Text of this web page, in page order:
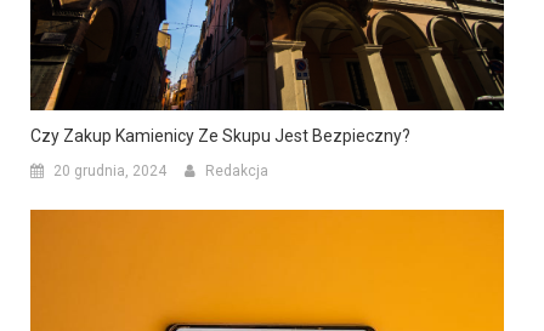
Czy Zakup Kamienicy Ze Skupu Jest Bezpieczny?
20 grudnia, 2024 Redakcja